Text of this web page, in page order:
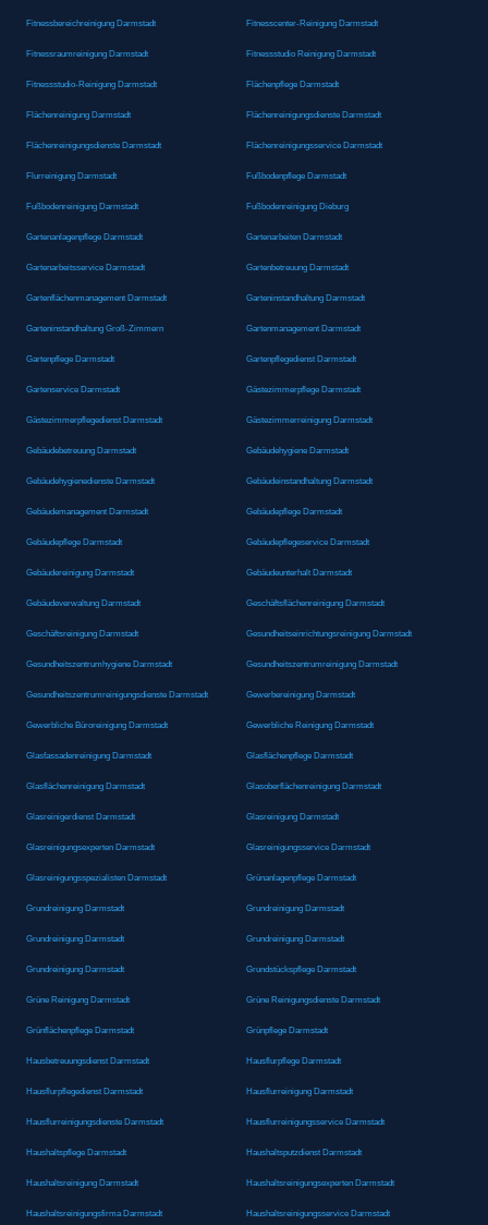
Fitnessbereichreinigung Darmstadt Fitnesscenter-Reinigung Darmstadt
Fitnessraumreinigung Darmstadt Fitnessstudio Reinigung Darmstadt
Fitnessstudio-Reinigung Darmstadt Flächenpflege Darmstadt
Flächenreinigung Darmstadt Flächenreinigungsdienste Darmstadt
Flächenreinigungsdienste Darmstadt Flächenreinigungsservice Darmstadt
Flurreinigung Darmstadt Fußbodenpflege Darmstadt
Fußbodenreinigung Darmstadt Fußbodenreinigung Dieburg
Gartenanlagenpflege Darmstadt Gartenarbeiten Darmstadt
Gartenarbeitsservice Darmstadt Gartenbetreuung Darmstadt
Gartenflächenmanagement Darmstadt Garteninstandhaltung Darmstadt
Garteninstandhaltung Groß-Zimmern Gartenmanagement Darmstadt
Gartenpflege Darmstadt Gartenpflegedienst Darmstadt
Gartenservice Darmstadt Gästezimmerpflege Darmstadt
Gästezimmerpflegedienst Darmstadt Gästezimmerreinigung Darmstadt
Gebäudebetreuung Darmstadt Gebäudehygiene Darmstadt
Gebäudehygienedienste Darmstadt Gebäudeinstandhaltung Darmstadt
Gebäudemanagement Darmstadt Gebäudepflege Darmstadt
Gebäudepflege Darmstadt Gebäudepflegeservice Darmstadt
Gebäudereinigung Darmstadt Gebäudeunterhalt Darmstadt
Gebäudeverwaltung Darmstadt Geschäftsflächenreinigung Darmstadt
Geschäftsreinigung Darmstadt Gesundheitseinrichtungsreinigung Darmstadt
Gesundheitszentrumhygiene Darmstadt Gesundheitszentrumreinigung Darmstadt
Gesundheitszentrumreinigungsdienste Darmstadt Gewerbereinigung Darmstadt
Gewerbliche Büroreinigung Darmstadt Gewerbliche Reinigung Darmstadt
Glasfassadenreinigung Darmstadt Glasflächenpflege Darmstadt
Glasflächenreinigung Darmstadt Glasoberflächenreinigung Darmstadt
Glasreinigerdienst Darmstadt Glasreinigung Darmstadt
Glasreinigungsexperten Darmstadt Glasreinigungsservice Darmstadt
Glasreinigungsspezialisten Darmstadt Grünanlagenpflege Darmstadt
Grundreinigung Darmstadt Grundreinigung Darmstadt
Grundreinigung Darmstadt Grundreinigung Darmstadt
Grundreinigung Darmstadt Grundstückspflege Darmstadt
Grüne Reinigung Darmstadt Grüne Reinigungsdienste Darmstadt
Grünflächenpflege Darmstadt Grünpflege Darmstadt
Hausbetreuungsdienst Darmstadt Hausflurpflege Darmstadt
Hausflurpflegedienst Darmstadt Hausflurreinigung Darmstadt
Hausflurreinigungsdienste Darmstadt Hausflurreinigungsservice Darmstadt
Haushaltspflege Darmstadt Haushaltsputzdienst Darmstadt
Haushaltsreinigung Darmstadt Haushaltsreinigungsexperten Darmstadt
Haushaltsreinigungsfirma Darmstadt Haushaltsreinigungsservice Darmstadt